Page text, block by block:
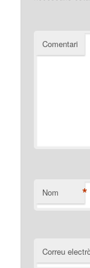
Comentari
Nom *
Correu